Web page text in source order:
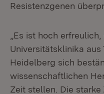
Resistenzgenen
„Es ist hoch
Universitätsklinika aus
Heidelberg sich
wissenschaftlichen
Zeit stellen. Die starke